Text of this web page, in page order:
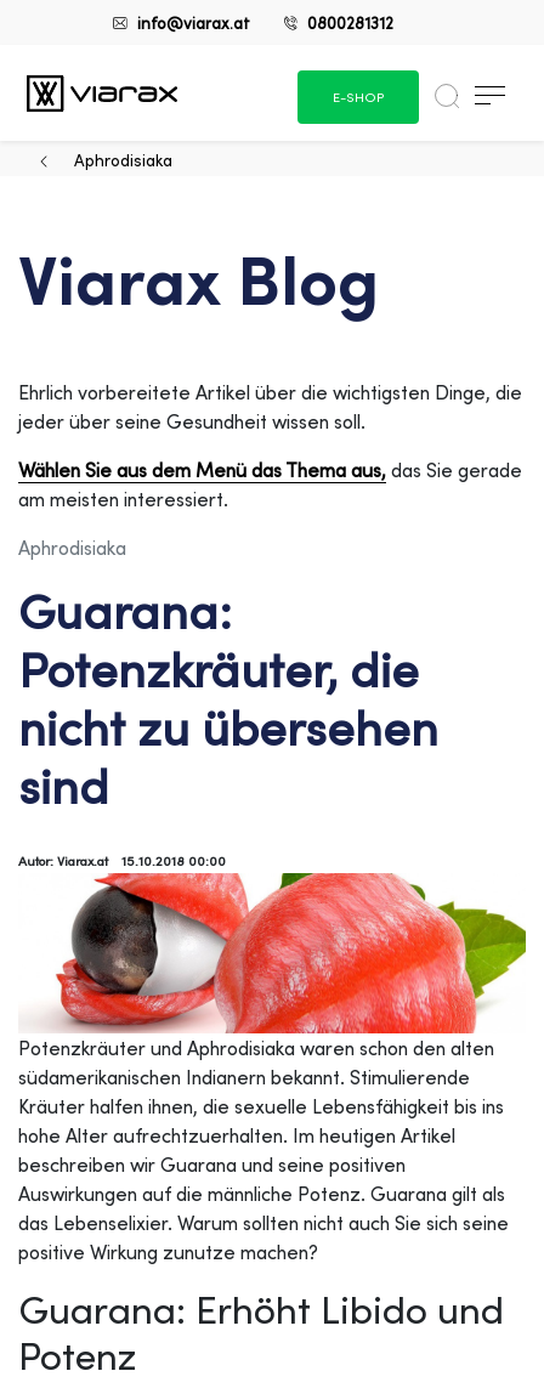
info@viarax.at 0800281312
E-SHOP
Aphrodisiaka
Viarax Blog
Ehrlich vorbereitete Artikel über die wichtigsten Dinge, die
jeder über seine Gesundheit wissen soll.
Wählen Sie aus dem Menü das Thema aus, das Sie gerade
am meisten interessiert.
Aphrodisiaka
Guarana:
Potenzkräuter, die
nicht zu übersehen
sind
Autor: Viarax.at 15.10.2018 00:00
Potenzkräuter und Aphrodisiaka waren schon den alten
südamerikanischen Indianern bekannt. Stimulierende
Kräuter halfen ihnen, die sexuelle Lebensfähigkeit bis ins
hohe Alter aufrechtzuerhalten. Im heutigen Artikel
beschreiben wir Guarana und seine positiven
Auswirkungen auf die männliche Potenz. Guarana gilt als
das Lebenselixier. Warum sollten nicht auch Sie sich seine
positive Wirkung zunutze machen?
Guarana: Erhöht Libido und
Potenz